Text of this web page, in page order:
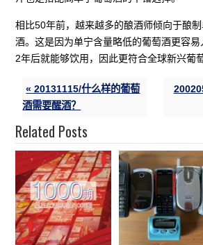
相比50年前，越来越多的酿酒师倾向于酿
酒。这是因为单宁含量略低的葡萄酒更容
2年后就能够饮用，因此更符合全球新兴葡
« 20131115/什么样的葡萄
酒需要醒酒？
Related Posts